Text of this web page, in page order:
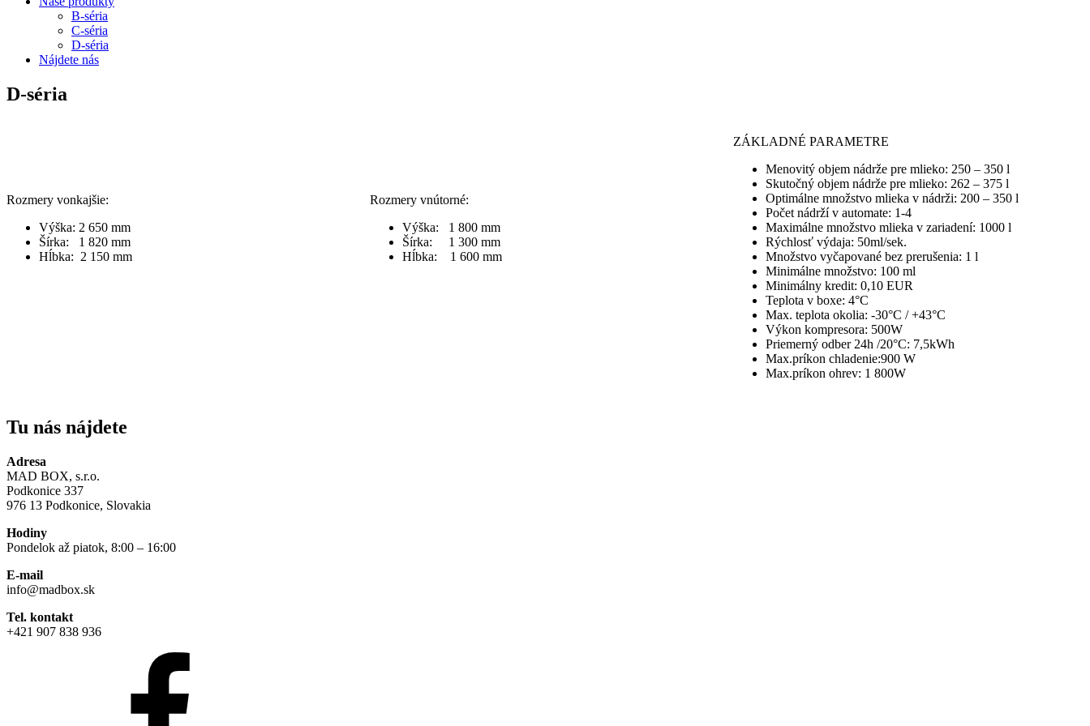
B-séria
C-séria
D-séria
Nájdete nás
D-séria
Rozmery vonkajšie:
Výška: 2 650 mm
Šírka: 1 820 mm
Hĺbka: 2 150 mm
Rozmery vnútorné:
Výška: 1 800 mm
Šírka: 1 300 mm
Hĺbka: 1 600 mm
ZÁKLADNÉ PARAMETRE
Menovitý objem nádrže pre mlieko: 250 – 350 l
Skutočný objem nádrže pre mlieko: 262 – 375 l
Optimálne množstvo mlieka v nádrži: 200 – 350 l
Počet nádrží v automate: 1-4
Maximálne množstvo mlieka v zariadení: 1000 l
Rýchlosť výdaja: 50ml/sek.
Množstvo vyčapované bez prerušenia: 1 l
Minimálne množstvo: 100 ml
Minimálny kredit: 0,10 EUR
Teplota v boxe: 4°C
Max. teplota okolia: -30°C / +43°C
Výkon kompresora: 500W
Priemerný odber 24h /20°C: 7,5kWh
Max.príkon chladenie:900 W
Max.príkon ohrev: 1 800W
Tu nás nájdete
Adresa
MAD BOX, s.r.o.
Podkonice 337
976 13 Podkonice, Slovakia
Hodiny
Pondelok až piatok, 8:00 – 16:00
E-mail
info@madbox.sk
Tel. kontakt
+421 907 838 936